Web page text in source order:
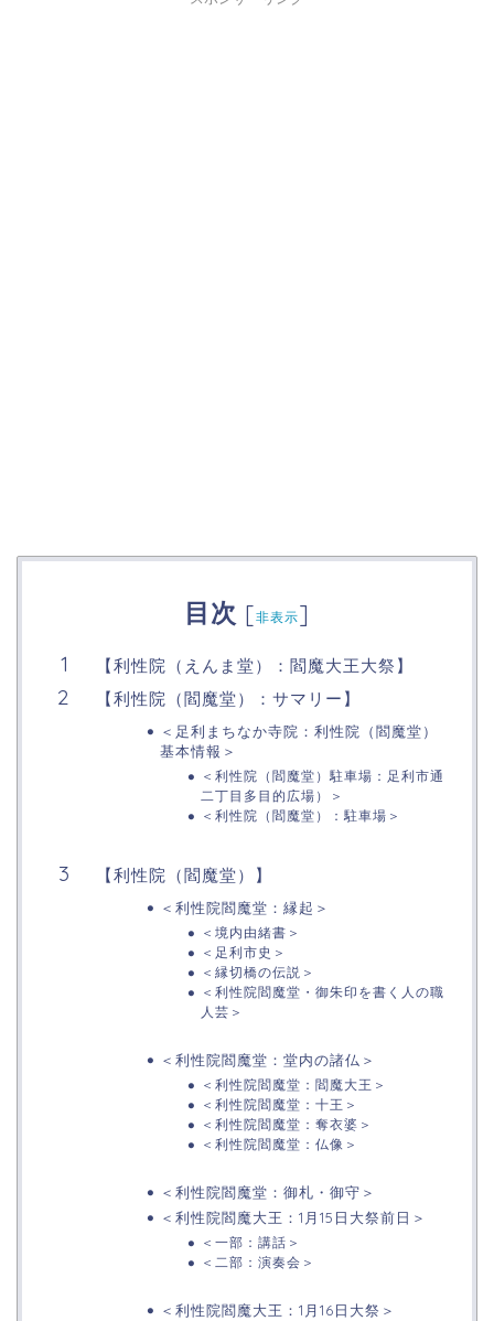
目次 [非表示]
【利性院（えんま堂）：閻魔大王大祭】
【利性院（閻魔堂）：サマリー】
＜足利まちなか寺院：利性院（閻魔堂）
基本情報＞
＜利性院（閻魔堂）駐車場：足利市通
二丁目多目的広場）＞
＜利性院（閻魔堂）：駐車場＞
【利性院（閻魔堂）】
＜利性院閻魔堂：縁起＞
＜境内由緒書＞
＜足利市史＞
＜縁切橋の伝説＞
＜利性院閻魔堂・御朱印を書く人の職
人芸＞
＜利性院閻魔堂：堂内の諸仏＞
＜利性院閻魔堂：閻魔大王＞
＜利性院閻魔堂：十王＞
＜利性院閻魔堂：奪衣婆＞
＜利性院閻魔堂：仏像＞
＜利性院閻魔堂：御札・御守＞
＜利性院閻魔大王：1月15日大祭前日＞
＜一部：講話＞
＜二部：演奏会＞
＜利性院閻魔大王：1月16日大祭＞